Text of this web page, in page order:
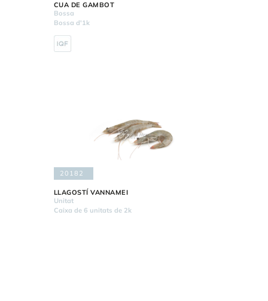
CUA DE GAMBOT
Bossa
Bossa d'1k
20182
LLAGOSTÍ VANNAMEI
Unitat
Caixa de 6 unitats de 2k